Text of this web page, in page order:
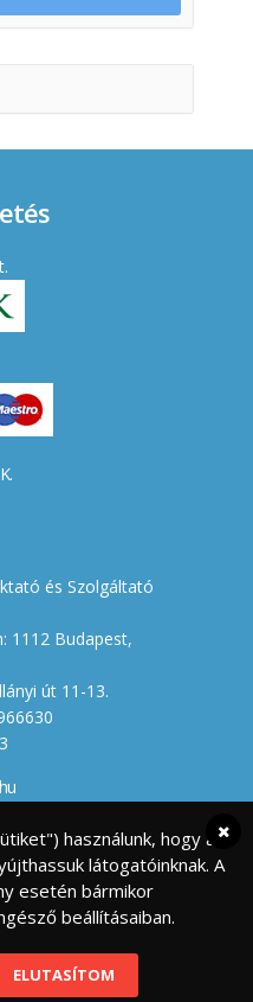
és Szolgáltató
1112 Budapest,
út 11-13.
Készítette
használunk, hogy a
látogatóinknak. A
esetén bármikor
beállításaiban.
ELUTASÍTOM